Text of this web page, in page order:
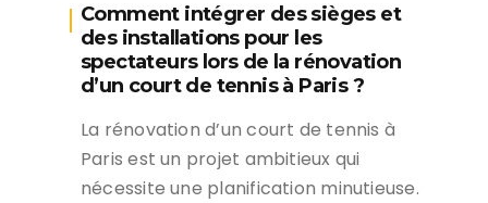
Comment intégrer des sièges et
des installations pour les
spectateurs lors de la rénovation
d’un court de tennis à Paris ?
La rénovation d’un court de tennis à
Paris est un projet ambitieux qui
nécessite une planification minutieuse.